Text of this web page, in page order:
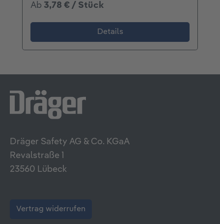
Ab 3,78 € / Stück
Details
Dräger Safety AG & Co. KGaA
Revalstraße 1
23560 Lübeck
Vertrag widerrufen